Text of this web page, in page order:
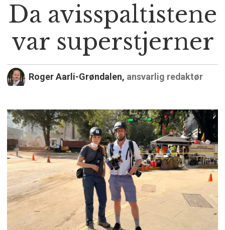
Da avisspaltistene
var superstjerner
Roger Aarli-Grøndalen, ansvarlig redaktør